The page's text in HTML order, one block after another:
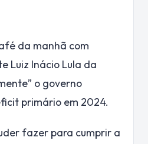
da manhã com
Luiz Inácio Lula da
o governo
primário em 2024.
fazer para cumprir a